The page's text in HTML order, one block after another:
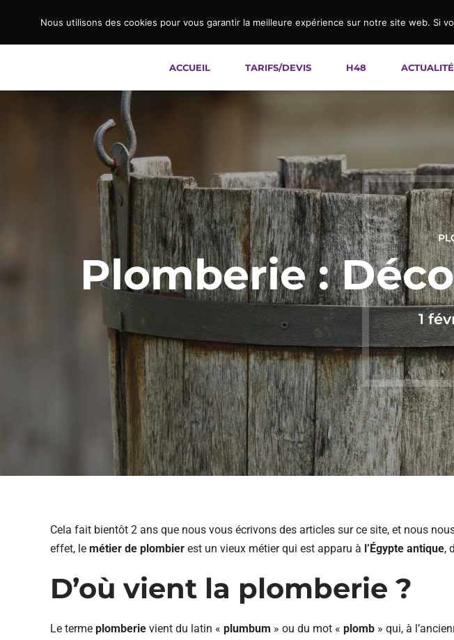
ACCUEIL TARIFS/DEVIS H48
Plomberie :
1
Cela fait bientôt 2 ans que nous vous écrivons des articles sur ce site, et nous
effet, le métier de plombier est un vieux métier qui est apparu à l’Égypte antique,
D’où vient la plomberie ?
Le terme plomberie vient du latin « plumbum » ou du mot « plomb » qui, à
Nous utilisons des cookies pour vous garantir la meilleure expérience sur notre site web. Si